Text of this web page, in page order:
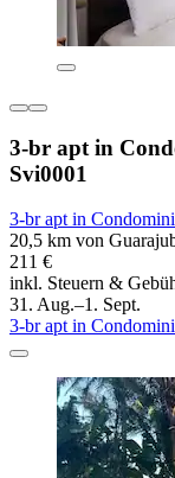
3-br apt in
Svi0001
3-br apt in
20,5 km von
211 €
inkl. Steuern &
31. Aug.–1. Sept.
3-br apt in